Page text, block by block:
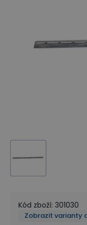
Kód zboží: 301030
Zobrazit varianty